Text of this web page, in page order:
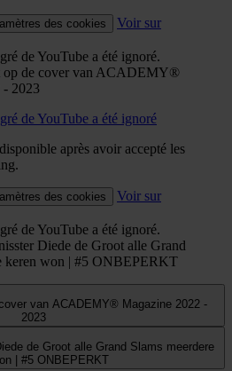
des cookies
Voir sur
de YouTube a été ignoré.
op de cover van ACADEMY®
- 2023
de YouTube a été ignoré
après avoir accepté les
des cookies
Voir sur
de YouTube a été ignoré.
Diede de Groot alle Grand
keren won | #5 ONBEPERKT
van ACADEMY® Magazine 2022 -
2023
de Groot alle Grand Slams meerdere
keren won | #5 ONBEPERKT